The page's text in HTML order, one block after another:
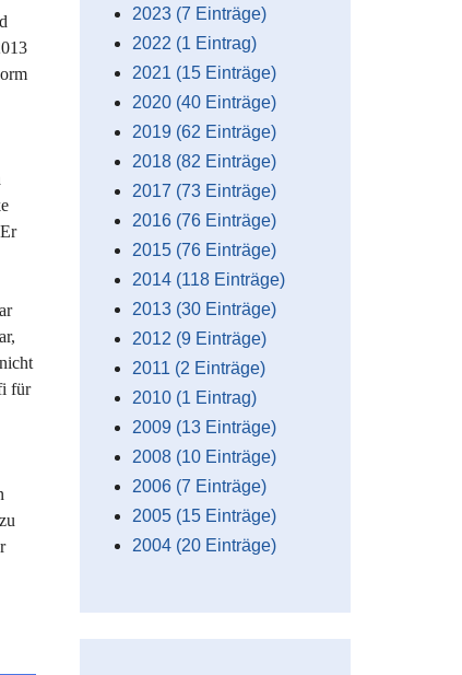
für
2023 (7 Einträge)
2022 (1 Eintrag)
2021 (15 Einträge)
2020 (40 Einträge)
2019 (62 Einträge)
2018 (82 Einträge)
2017 (73 Einträge)
2016 (76 Einträge)
2015 (76 Einträge)
2014 (118 Einträge)
2013 (30 Einträge)
2012 (9 Einträge)
2011 (2 Einträge)
2010 (1 Eintrag)
2009 (13 Einträge)
2008 (10 Einträge)
2006 (7 Einträge)
2005 (15 Einträge)
2004 (20 Einträge)